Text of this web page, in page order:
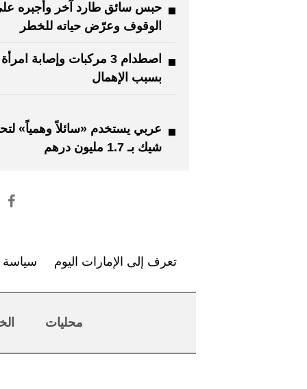
حبس سائق طارد آخر وأجبره
الوقوف وعرّض حياته للخطر
اصطدام 3 مركبات وإصابة امرأة
بسبب الإهمال
عربي يستخدم «سائلاً وهمياً»
شيك بـ 1.7 مليون درهم
تعرف إلى الإمارات اليوم سياسة
محليات